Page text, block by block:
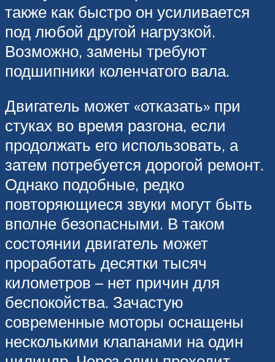
также как быстро он усиливается
под любой другой нагрузкой.
Возможно, замены требуют
подшипники коленчатого вала.
Двигатель может «отказать» при
стуках во время разгона, если
продолжать его использовать, а
затем потребуется дорогой ремонт.
Однако подобные, редко
повторяющиеся звуки могут быть
вполне безопасными. В таком
состоянии двигатель может
проработать десятки тысяч
километров – нет причин для
беспокойства. Зачастую
современные моторы оснащены
несколькими клапанами на один